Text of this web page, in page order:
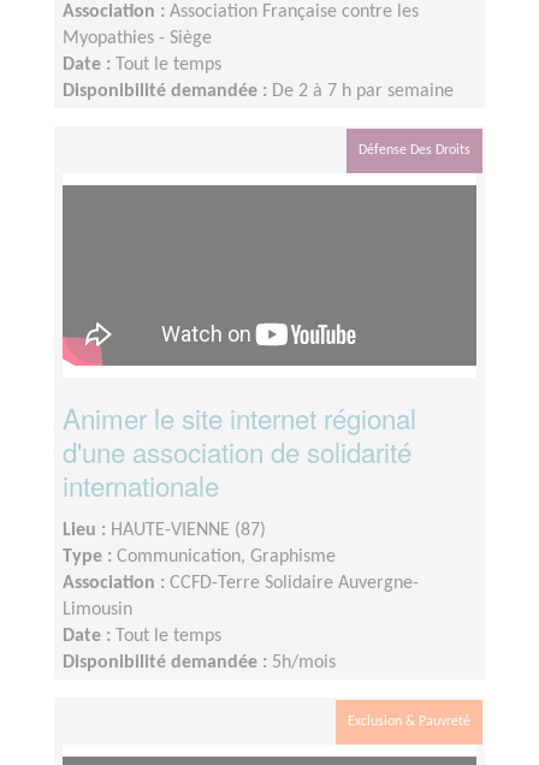
Association : Association Française contre les
Myopathies - Siège
Date :
Tout le temps
Disponibilité demandée : De 2 à 7 h par semaine
Défense Des Droits
Animer le site internet régional
d'une association de solidarité
internationale
Lieu : HAUTE-VIENNE (87)
Type : Communication, Graphisme
Association : CCFD-Terre Solidaire Auvergne-
Limousin
Date :
Tout le temps
Disponibilité demandée : 5h/mois
Exclusion & Pauvreté